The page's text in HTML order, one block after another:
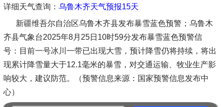
详细天气查询： 乌鲁木齐天气预报15天
新疆维吾尔自治区乌鲁木齐县发布暴雪蓝色预警；乌鲁木
齐县气象台2025年8月25日10时59分发布暴雪蓝色预警信
号：目前一号冰川一带已出现大雪，预计降雪仍将持续，将出
现累计降雪量大于12.1毫米的暴雪，对交通运输、牧业生产影
响较大，建议防范。（预警信息来源：国家预警信息发布中
心）